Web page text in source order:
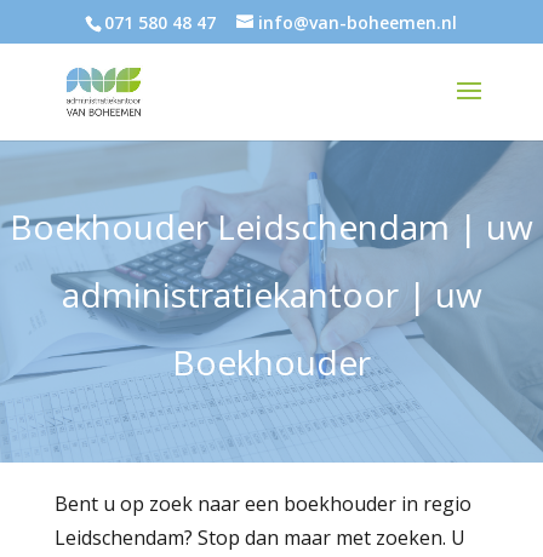
071 580 48 47 info@van-boheemen.nl
Boekhouder Leidschendam | uw
administratiekantoor | uw
Boekhouder
Bent u op zoek naar een boekhouder in regio
Leidschendam? Stop dan maar met zoeken. U